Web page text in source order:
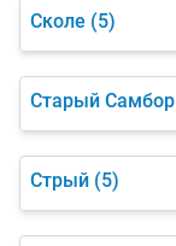
Сколе (5)
Старый Самбор
Стрый (5)